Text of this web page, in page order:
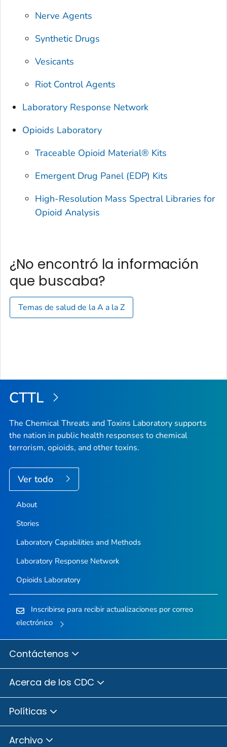
Nerve Agents
Synthetic Drugs
Vesicants
Riot Control Agents
Laboratory Response Network
Opioids Laboratory
Traceable Opioid Material® Kits
Emergent Drug Panel (EDP) Kits
High-Resolution Mass Spectral Libraries for
Opioid Analysis
¿No encontró la información
que buscaba?
Temas de salud de la A a la Z
CTTL
The Chemical Threats and Toxins Laboratory supports
the nation in public health responses to chemical
terrorism, opioids, and other toxins.
Ver todo
About
Stories
Laboratory Capabilities and Methods
Laboratory Response Network
Opioids Laboratory
Inscribirse para recibir actualizaciones por correo
electrónico
Contáctenos
Acerca de los CDC
Políticas
Archivo